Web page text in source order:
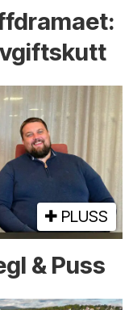
PLUSS
& Puss